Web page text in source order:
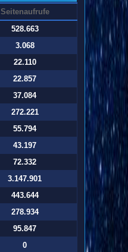
Seitenaufrufe
528.663
3.068
22.110
22.857
37.084
272.221
55.794
43.197
72.332
3.147.901
443.644
278.934
95.847
0